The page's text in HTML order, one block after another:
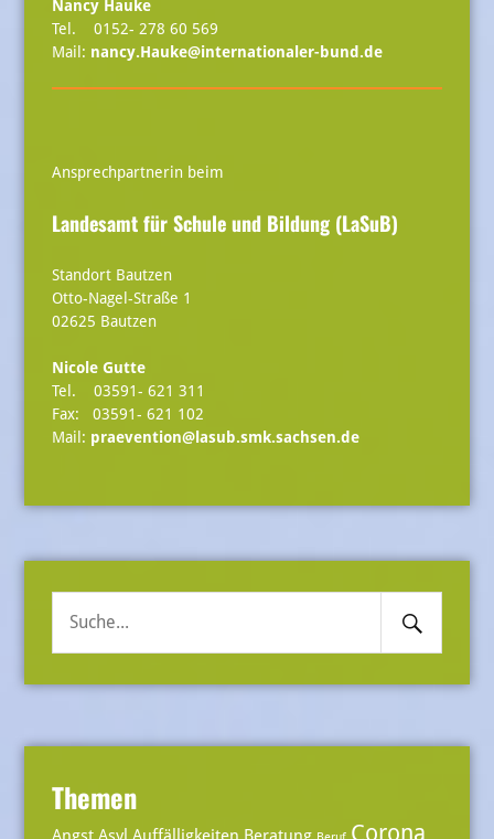
Nancy Hauke
Tel. 0152- 278 60 569
Mail: nancy.Hauke@internationaler-bund.de
Ansprechpartnerin beim
Landesamt für Schule und Bildung (LaSuB)
Standort Bautzen
Otto-Nagel-Straße 1
02625 Bautzen
Nicole Gutte
Tel. 03591- 621 311
Fax: 03591- 621 102
Mail: praevention@lasub.smk.sachsen.de
Suche
Search
Submit
Themen
Corona